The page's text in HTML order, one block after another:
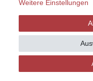
Weitere Einstellungen